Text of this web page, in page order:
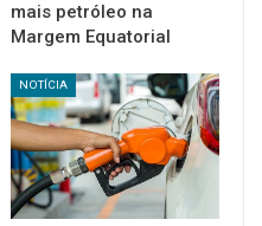
mais petróleo na
Margem Equatorial
NOTÍCIA